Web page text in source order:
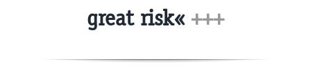
great risk« +++